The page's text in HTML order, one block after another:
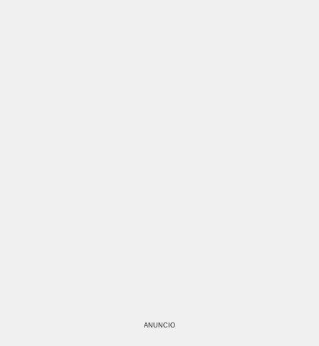
ANUNCIO